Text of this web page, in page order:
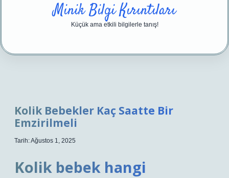
Minik Bilgi Kırıntıları
Küçük ama etkili bilgilerle tanış!
Kolik Bebekler Kaç Saatte Bir
Emzirilmeli
Tarih: Ağustos 1, 2025
Kolik bebek hangi